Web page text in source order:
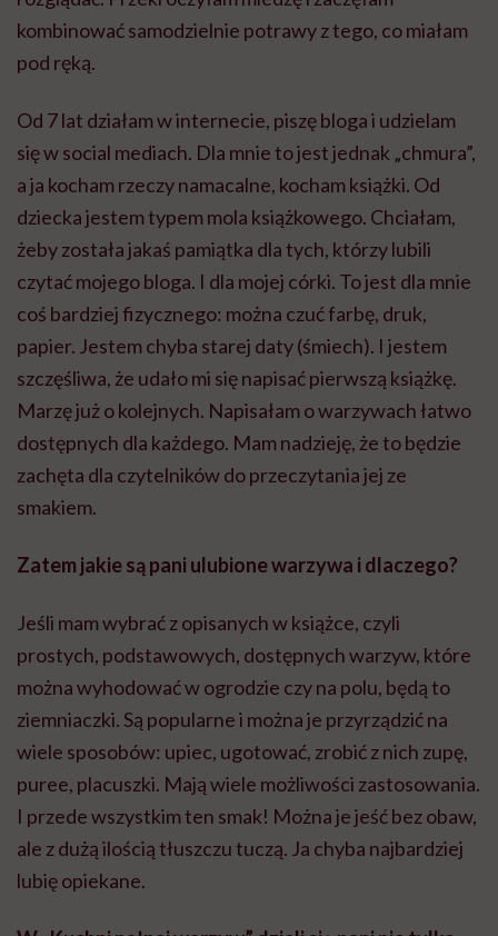
kombinować samodzielnie potrawy z tego, co miałam
pod ręką.
Od 7 lat działam w internecie, piszę bloga i udzielam
się w social mediach. Dla mnie to jest jednak „chmura”,
a ja kocham rzeczy namacalne, kocham książki. Od
dziecka jestem typem mola książkowego. Chciałam,
żeby została jakaś pamiątka dla tych, którzy lubili
czytać mojego bloga. I dla mojej córki. To jest dla mnie
coś bardziej fizycznego: można czuć farbę, druk,
papier. Jestem chyba starej daty (śmiech). I jestem
szczęśliwa, że udało mi się napisać pierwszą książkę.
Marzę już o kolejnych. Napisałam o warzywach łatwo
dostępnych dla każdego. Mam nadzieję, że to będzie
zachęta dla czytelników do przeczytania jej ze
smakiem.
Zatem jakie są pani ulubione warzywa i dlaczego?
Jeśli mam wybrać z opisanych w książce, czyli
prostych, podstawowych, dostępnych warzyw, które
można wyhodować w ogrodzie czy na polu, będą to
ziemniaczki. Są popularne i można je przyrządzić na
wiele sposobów: upiec, ugotować, zrobić z nich zupę,
puree, placuszki. Mają wiele możliwości zastosowania.
I przede wszystkim ten smak! Można je jeść bez obaw,
ale z dużą ilością tłuszczu tuczą. Ja chyba najbardziej
lubię opiekane.